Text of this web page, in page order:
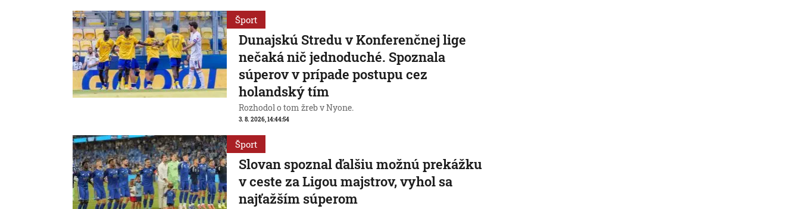
Šport
Dunajskú Stredu v Konferenčnej lige
nečaká nič jednoduché. Spoznala
súperov v prípade postupu cez
holandský tím
Rozhodol o tom žreb v Nyone.
3. 8. 2026, 14:44:54
Šport
Slovan spoznal ďalšiu možnú prekážku
v ceste za Ligou majstrov, vyhol sa
najťažším súperom